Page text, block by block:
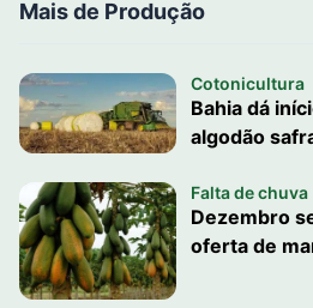
Mais de Produção
Cotonicultura
Bahia dá
algodão
Falta de chuva
Dezembro
oferta de